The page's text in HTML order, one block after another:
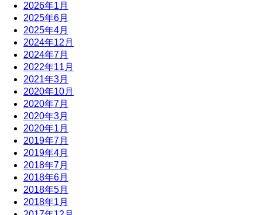
2026年1月
2025年6月
2025年4月
2024年12月
2024年7月
2022年11月
2021年3月
2020年10月
2020年7月
2020年3月
2020年1月
2019年7月
2019年4月
2018年7月
2018年6月
2018年5月
2018年1月